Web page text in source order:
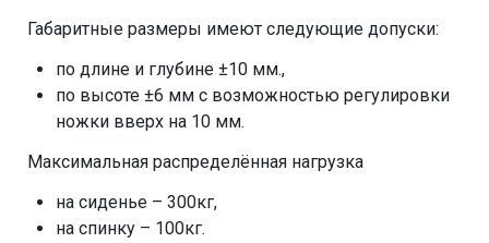
Габаритные размеры имеют следующие допуски:
по длине и глубине ±10 мм.,
по высоте ±6 мм с возможностью регулировки
ножки вверх на 10 мм.
Максимальная распределённая нагрузка
на сиденье – 300кг,
на спинку – 100кг.